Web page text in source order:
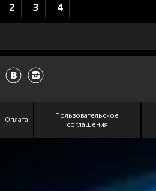
2 3 4
Оплата
Пользовательское
соглашения